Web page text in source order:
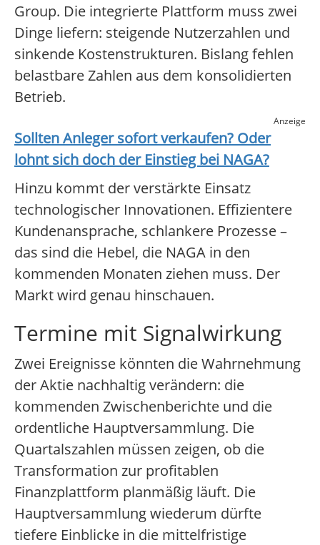
Group. Die integrierte Plattform muss zwei
Dinge liefern: steigende Nutzerzahlen und
sinkende Kostenstrukturen. Bislang fehlen
belastbare Zahlen aus dem konsolidierten
Betrieb.
Anzeige
Sollten Anleger sofort verkaufen? Oder
lohnt sich doch der Einstieg bei NAGA?
Hinzu kommt der verstärkte Einsatz
technologischer Innovationen. Effizientere
Kundenansprache, schlankere Prozesse –
das sind die Hebel, die NAGA in den
kommenden Monaten ziehen muss. Der
Markt wird genau hinschauen.
Termine mit Signalwirkung
Zwei Ereignisse könnten die Wahrnehmung
der Aktie nachhaltig verändern: die
kommenden Zwischenberichte und die
ordentliche Hauptversammlung. Die
Quartalszahlen müssen zeigen, ob die
Transformation zur profitablen
Finanzplattform planmäßig läuft. Die
Hauptversammlung wiederum dürfte
tiefere Einblicke in die mittelfristige